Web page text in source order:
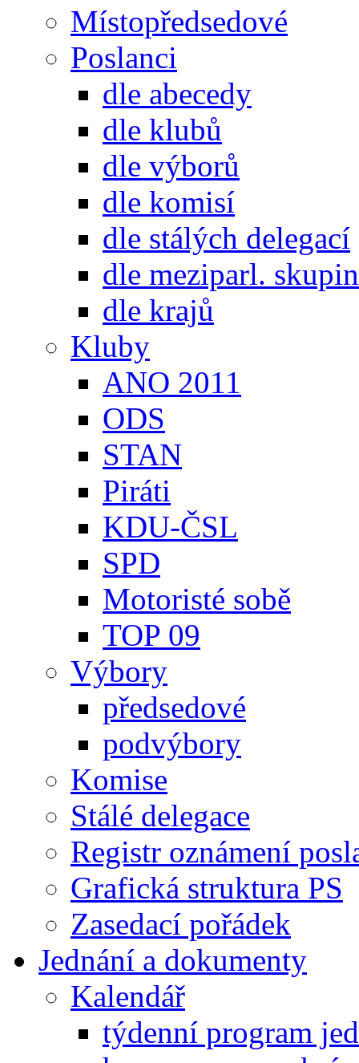
Místopředsedové
Poslanci
dle abecedy
dle klubů
dle výborů
dle komisí
dle stálých delegací
dle meziparl. skupin
dle krajů
Kluby
ANO 2011
ODS
STAN
Piráti
KDU-ČSL
SPD
Motoristé sobě
TOP 09
Výbory
předsedové
podvýbory
Komise
Stálé delegace
Registr oznámení
Grafická struktura PS
Zasedací pořádek
Jednání a dokumenty
Kalendář
týdenní program